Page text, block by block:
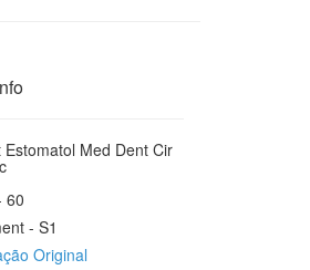
Estomatol Med Dent Cir
60
- S1
Original